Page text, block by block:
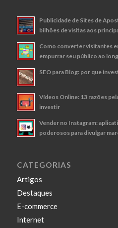
Publicidade de Sites de
bilhões de visitas aos
Como converter visitantes
empurrar seu público ao
SEO para Blog: por que
Vídeos Online: 13 razões
investir
Vender no Instagram:
poderosos para divulgar
CATEGORIAS
Artigos
Destaques
E-commerce
Internet